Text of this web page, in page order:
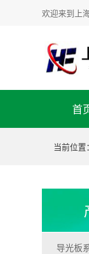
欢迎来到上
首
当前位置：
导光板